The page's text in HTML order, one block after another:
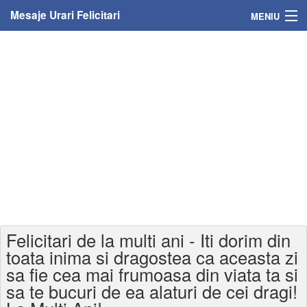
Mesaje Urari Felicitari MENIU
Felicitari varsta
Felicitari zilele anului
Felicitari de la multi ani - Iti dorim din
toata inima si dragostea ca aceasta zi
sa fie cea mai frumoasa din viata ta si
sa te bucuri de ea alaturi de cei dragi!